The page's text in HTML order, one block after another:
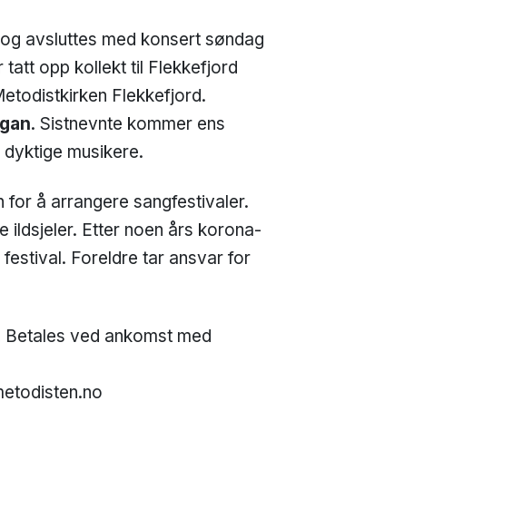
avsluttes med konsert søndag
tatt opp kollekt til Flekkefjord
Flekkefjord.
. Sistnevnte kommer ens
musikere.
å arrangere sangfestivaler.
ildsjeler. Etter noen års korona-
Foreldre tar ansvar for
ved ankomst med